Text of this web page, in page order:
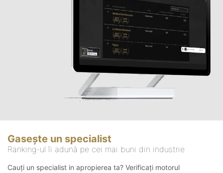
Gasește un specialist
Ranking-ul îi adună pe cei mai buni din industrie
Cauți un specialist in apropierea ta? Verificați motorul